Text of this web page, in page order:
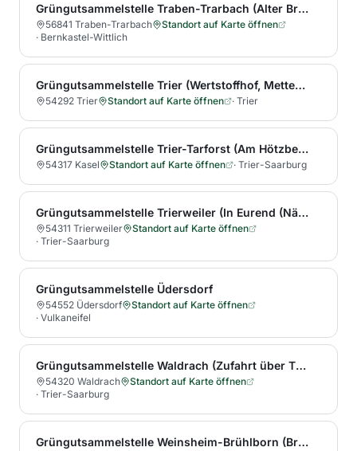
Grüngutsammelstelle Traben-Trarbach (Alter Brauerweg 6)
56841 Traben-Trarbach
Standort auf Karte öffnen
· Bernkastel-Wittlich
Grüngutsammelstelle Trier (Wertstoffhof, Metternichstraße 35)
54292 Trier Standort auf Karte öffnen · Trier
Grüngutsammelstelle Trier-Tarforst (Am Hötzberg, kurz vor dem Benninger Hof)
54317 Kasel Standort auf Karte öffnen · Trier-Saarburg
Grüngutsammelstelle Trierweiler (In Eurend (Nähe Aussiedlerhof Bellersheim), Anfahrt: nach dem Ortsausgang Ri. TR-Euren die 1. Abfahrt links (Feldweg), dann etwa 500 m)
54311 Trierweiler
Standort auf Karte öffnen
· Trier-Saarburg
Grüngutsammelstelle Üdersdorf
54552 Üdersdorf
Standort auf Karte öffnen
· Vulkaneifel
Grüngutsammelstelle Waldrach (Zufahrt über Thommer Straße)
54320 Waldrach
Standort auf Karte öffnen
· Trier-Saarburg
Grüngutsammelstelle Weinsheim-Brühlborn (Brühlborn 1)